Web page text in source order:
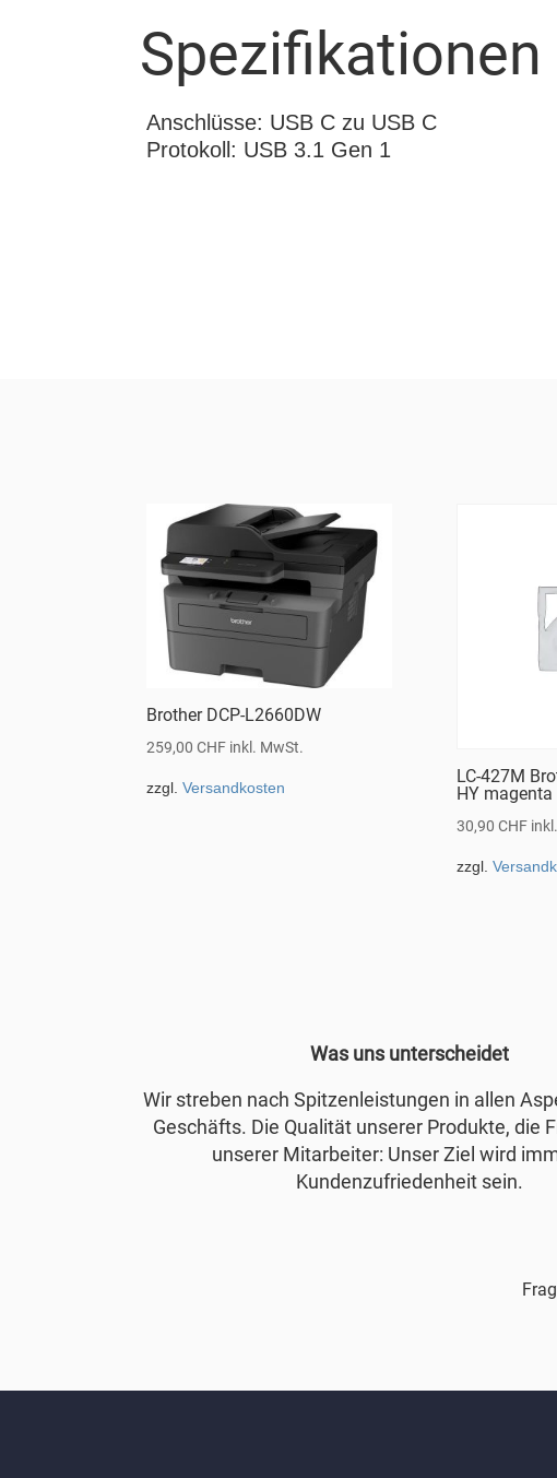
Spezifikationen
Anschlüsse: USB C zu USB C
Protokoll: USB 3.1 Gen 1
Brother DCP-L2660DW
259,00CHF inkl. MwSt.
zzgl.Versandkosten
LC-427M
HY magenta
30,90 CHF
zzgl.
Was uns unterscheidet
Wir streben nach Spitzenleistungen in allen
Geschäfts. Die Qualität unserer Produkte, die
unserer Mitarbeiter: Unser Ziel wird
Kundenzufriedenheit sein.